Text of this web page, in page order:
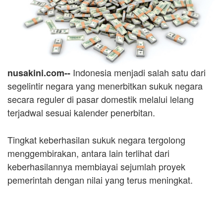
nusakini.com-- Indonesia menjadi salah satu dari
segelintir negara yang menerbitkan sukuk negara
secara reguler di pasar domestik melalui lelang
terjadwal sesuai kalender penerbitan.
Tingkat keberhasilan sukuk negara tergolong
menggembirakan, antara lain terlihat dari
keberhasilannya membiayai sejumlah proyek
pemerintah dengan nilai yang terus meningkat.